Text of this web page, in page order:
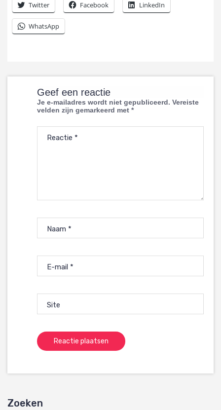
Twitter Facebook LinkedIn
WhatsApp
Geef een reactie
Je e-mailadres wordt niet gepubliceerd. Vereiste
velden zijn gemarkeerd met *
Reactie *
Naam *
E-mail *
Site
Zoeken